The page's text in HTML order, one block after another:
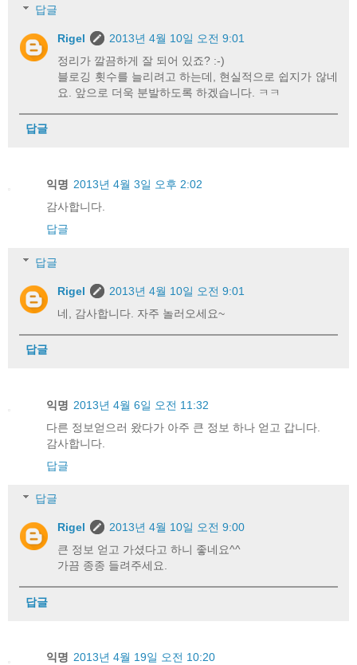
답글
Rigel
2013년 4월 10일 오전 9:01
정리가 깔끔하게 잘 되어 있죠? :-)
블로깅 횟수를 늘리려고 하는데, 현실적으로 쉽지가 않네
요. 앞으로 더욱 분발하도록 하겠습니다. ㅋㅋ
답글
익명 2013년 4월 3일 오후 2:02
감사합니다.
답글
답글
Rigel
2013년 4월 10일 오전 9:01
네, 감사합니다. 자주 놀러오세요~
답글
익명 2013년 4월 6일 오전 11:32
다른 정보얻으러 왔다가 아주 큰 정보 하나 얻고 갑니다.
감사합니다.
답글
답글
Rigel
2013년 4월 10일 오전 9:00
큰 정보 얻고 가셨다고 하니 좋네요^^
가끔 종종 들려주세요.
답글
익명 2013년 4월 19일 오전 10:20